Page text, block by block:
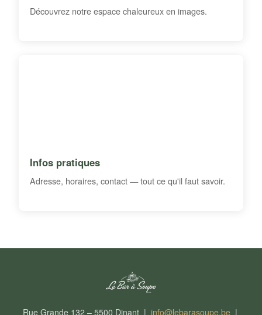
Découvrez notre espace chaleureux en images.
Infos pratiques
Adresse, horaires, contact — tout ce qu'il faut savoir.
Rue Grande 132 – 5500 Dinant | info@lebarasoupe.be|